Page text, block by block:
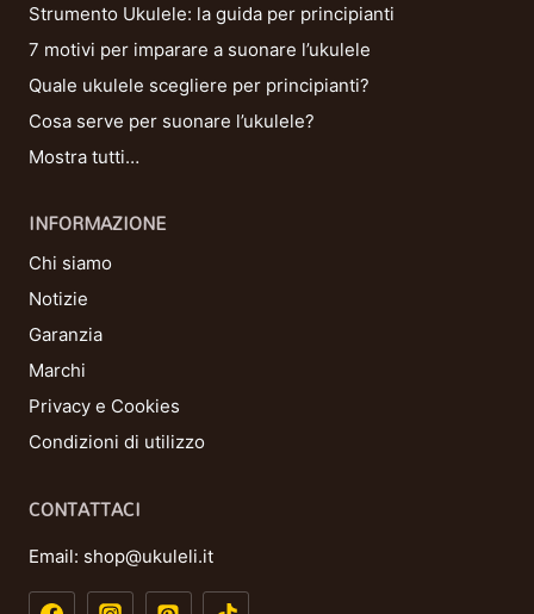
Strumento Ukulele: la guida per principianti
7 motivi per imparare a suonare l’ukulele
Quale ukulele scegliere per principianti?
Cosa serve per suonare l’ukulele?
Mostra tutti…
INFORMAZIONE
Chi siamo
Notizie
Garanzia
Marchi
Privacy e Cookies
Condizioni di utilizzo
CONTATTACI
Email: shop@ukuleli.it